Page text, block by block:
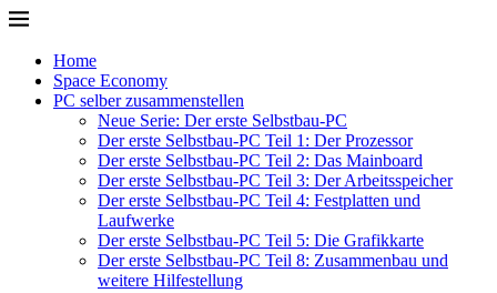
Home
Space Economy
PC selber zusammenstellen
Neue Serie: Der erste Selbstbau-PC
Der erste Selbstbau-PC Teil 1: Der Prozessor
Der erste Selbstbau-PC Teil 2: Das Mainboard
Der erste Selbstbau-PC Teil 3: Der Arbeitsspeicher
Der erste Selbstbau-PC Teil 4: Festplatten und
Laufwerke
Der erste Selbstbau-PC Teil 5: Die Grafikkarte
Der erste Selbstbau-PC Teil 8: Zusammenbau und
weitere Hilfestellung